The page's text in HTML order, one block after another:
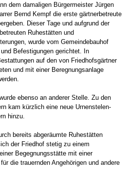
dem damaligen Bürgermeister Jürgen
Bernd Kempf die erste gärtnerbetreute
Dieser Tage und aufgrund der
Ruhestätten und
wurde vom Gemeindebauhof
Befestigungen gerichtet. In
auf den von Friedhofsgärtner
und mit einer Beregnungsanlage
ebenso an anderer Stelle. Zu den
kam kürzlich eine neue Urnenstelen-
hinzu.
bereits abgeräumte Ruhestätten
der Friedhof stetig zu einem
Begegnungsstätte mit einer
die trauernden Angehörigen und andere